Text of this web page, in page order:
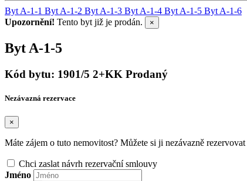
Byt A-1-1 Byt A-1-2 Byt A-1-3 Byt A-1-4 Byt A-1-5 Byt A-1-6
Upozornění! Tento byt již je prodán. ×
Byt A-1-5
Kód bytu: 1901/5 2+KK Prodaný
Nezávazná rezervace
×
Máte zájem o tuto nemovitost? Můžete si ji nezávazně
Chci zaslat návrh rezervační smlouvy
Jméno